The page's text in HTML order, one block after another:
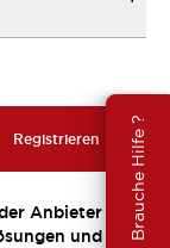
Brauche Hilfe ?
Registrieren
Anbieter
und